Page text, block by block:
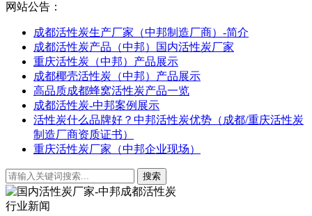
网站公告：
成都活性炭生产厂家（中邦制造厂商）-简介
成都活性炭产品（中邦）国内活性炭厂家
重庆活性炭（中邦）产品展示
成都椰壳活性炭（中邦）产品展示
高品质成都蜂窝活性炭产品一览
成都活性炭-中邦案例展示
活性炭什么品牌好？中邦活性炭优势（成都/重庆活性炭
制造厂商资质证书）
重庆活性炭厂家（中邦企业现场）
行业新闻